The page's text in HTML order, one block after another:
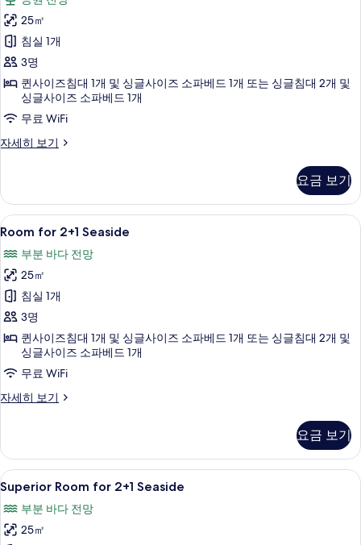
for
2+1
사
진
모
보
기
25㎡
침실 1개
3명
퀸사이즈침대 1개 및 싱글사이즈 소파베드 1개 또는 싱글침대 2개 및
싱글사이즈 소파베드 1개
무료 WiFi
자세히 보기
Superior
자
세
히
기
요금 보기
Room
for
2+1
Seaside
사
진
모
보
기
Room for 2+1 Seaside | 객실 내 금고,
2
Room for 2+1 Seaside
부분 바다 전망
25㎡
침실 1개
3명
퀸사이즈침대 1개 및 싱글사이즈 소파베드 1개 또는 싱글침대 2개 및
싱글사이즈 소파베드 1개
무료 WiFi
자세히 보기
Room
자
세
히
기
요금 보기
Superior
Room
for
2+1
Superior Room for 2+1 Seaside | 객
4
Superior Room for 2+1 Seaside
부분 바다 전망
25㎡